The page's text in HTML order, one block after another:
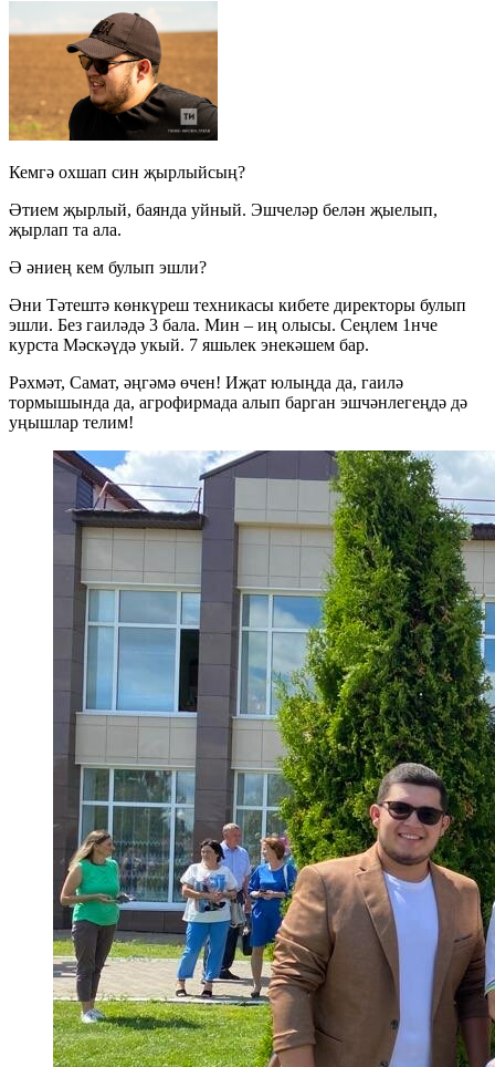
Кемгә охшап син җырлыйсың?
Әтием җырлый, баянда уйный. Эшчеләр белән җыелып,
җырлап та ала.
Ә әниең кем булып эшли?
Әни Тәтештә көнкүреш техникасы кибете директоры булып
эшли. Без гаиләдә 3 бала. Мин – иң олысы. Сеңлем 1нче
курста Мәскәүдә укый. 7 яшьлек энекәшем бар.
Рәхмәт, Самат, әңгәмә өчен! Иҗат юлыңда да, гаилә
тормышында да, агрофирмада алып барган эшчәнлегеңдә дә
уңышлар телим!